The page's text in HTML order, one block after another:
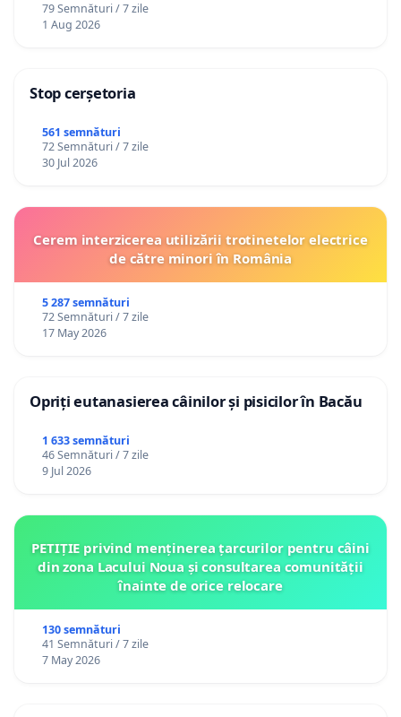
79 Semnături / 7 zile
1 Aug 2026
Stop cerșetoria
561 semnături
72 Semnături / 7 zile
30 Jul 2026
Cerem interzicerea utilizării trotinetelor electrice
de către minori în România
5 287 semnături
72 Semnături / 7 zile
17 May 2026
Opriți eutanasierea câinilor și pisicilor în Bacău
1 633 semnături
46 Semnături / 7 zile
9 Jul 2026
PETIȚIE privind menținerea țarcurilor pentru câini
din zona Lacului Noua și consultarea comunității
înainte de orice relocare
130 semnături
41 Semnături / 7 zile
7 May 2026